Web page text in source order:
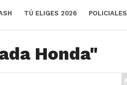
TÚ ELIGES 2026 POLICIALES
Honda"